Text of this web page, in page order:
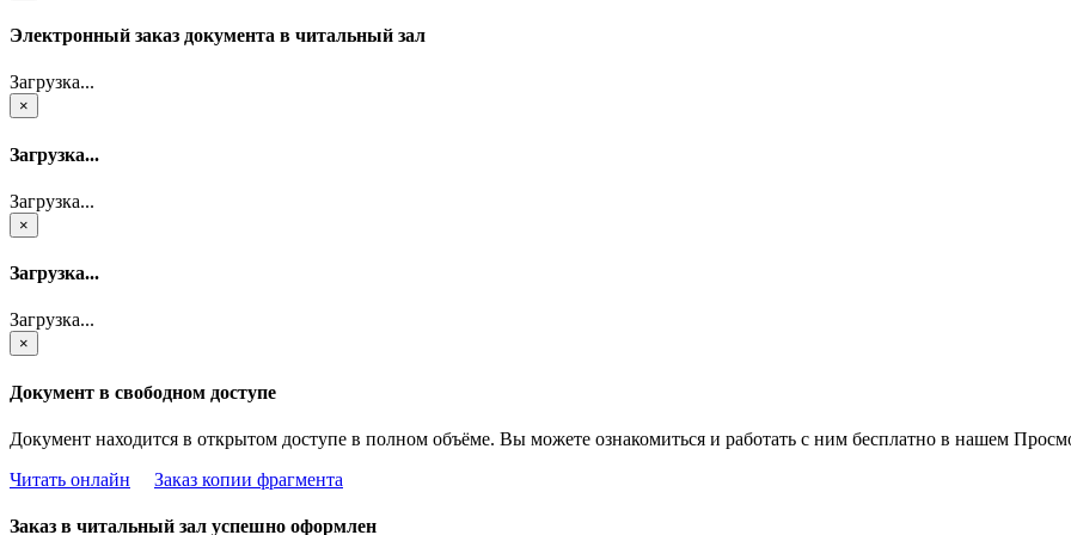
Электронный заказ документа в читальный зал
Загрузка...
×
Загрузка...
Загрузка...
×
Загрузка...
Загрузка...
×
Документ в свободном доступе
Документ находится в открытом доступе в полном объёме. Вы можете ознакомиться и работать с ним бесплатно в нашем
Читать онлайн
Заказ копии фрагмента
Заказ в читальный зал успешно оформлен